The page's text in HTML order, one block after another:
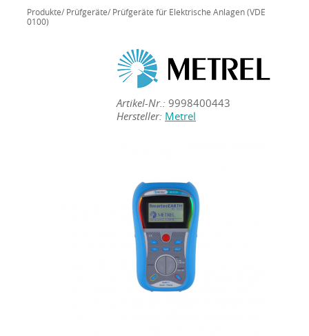
Produkte/ Prüfgeräte/ Prüfgeräte für Elektrische Anlagen (VDE
0100)
Artikel-Nr.: 9998400443
Hersteller: Metrel